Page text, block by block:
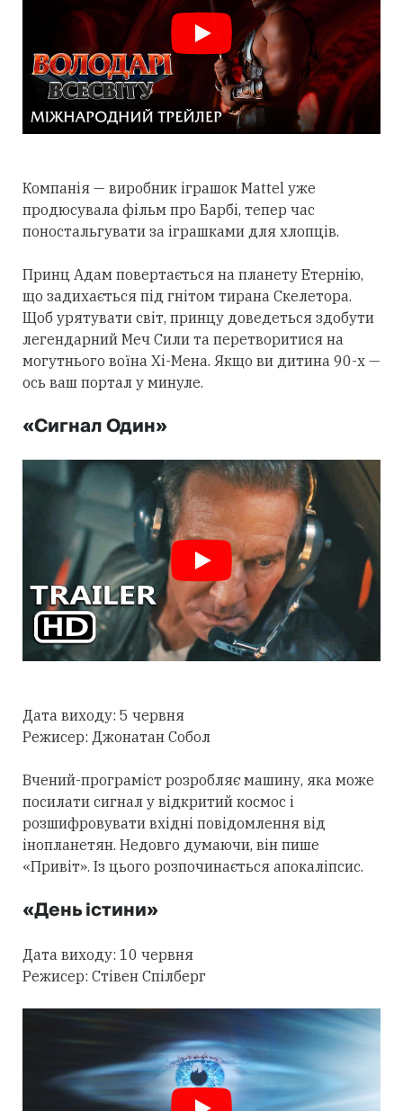
Компанія — виробник іграшок Mattel уже
продюсувала фільм про Барбі, тепер час
поностальгувати за іграшками для хлопців.
Принц Адам повертається на планету Етернію,
що задихається під гнітом тирана Скелетора.
Щоб урятувати світ, принцу доведеться здобути
легендарний Меч Сили та перетворитися на
могутнього воїна Хі-Мена. Якщо ви дитина 90-х —
ось ваш портал у минуле.
«Сигнал Один»
Дата виходу: 5 червня
Режисер: Джонатан Собол
Вчений-програміст розробляє машину, яка може
посилати сигнал у відкритий космос і
розшифровувати вхідні повідомлення від
інопланетян. Недовго думаючи, він пише
«Привіт». Із цього розпочинається апокаліпсис.
«День істини»
Дата виходу: 10 червня
Режисер: Стівен Спілберг